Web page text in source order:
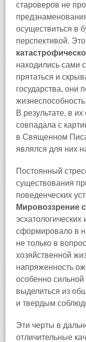
староверов не
осуществиться в
перспективой.
находились сами
прятаться и
государства, они
В результате, в
совпадала с
в Священном
являлся для них
Постоянный
существования
поведенческих
Мировоззрение
сформировало в
не только в
хозяйственной
напряженность
особенно
выделиться из
и твердым
Эти черты в
отличительные